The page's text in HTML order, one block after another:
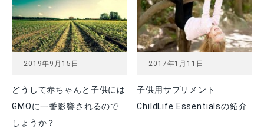
2019年9月15日
どうして赤ちゃんと子供には
GMOに一番影響されるので
しょうか？
2017年1月11日
子供用サプリメント
ChildLife Essentialsの紹介